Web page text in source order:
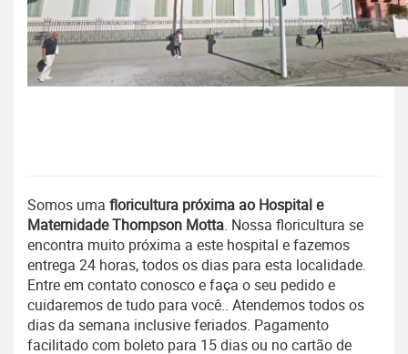
Somos uma floricultura próxima ao Hospital e
Maternidade Thompson Motta. Nossa floricultura se
encontra muito próxima a este hospital e fazemos
entrega 24 horas, todos os dias para esta localidade.
Entre em contato conosco e faça o seu pedido e
cuidaremos de tudo para você.. Atendemos todos os
dias da semana inclusive feriados. Pagamento
facilitadocom boleto para 15 dias ou no cartão de